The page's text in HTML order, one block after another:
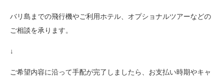
バリ島までの飛行機やご利用ホテル、オプショナルツアーなどの
ご相談を承ります。
↓
ご希望内容に沿って手配が完了しましたら、お支払い時期やキャ